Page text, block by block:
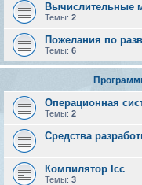
Вычислительные
Темы: 2
Пожелания по
Темы: 6
Операционная
Темы: 2
Средства
Компилятор lcc
Темы: 3